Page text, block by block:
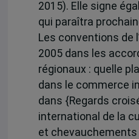
2015). Elle signe
qui paraîtra
Les conventions de
2005 dans les
régionaux : quelle
dans le commerce
dans {Regards
international de la
et chevauchements